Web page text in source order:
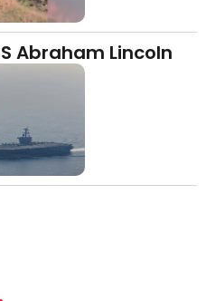
Abraham Lincoln